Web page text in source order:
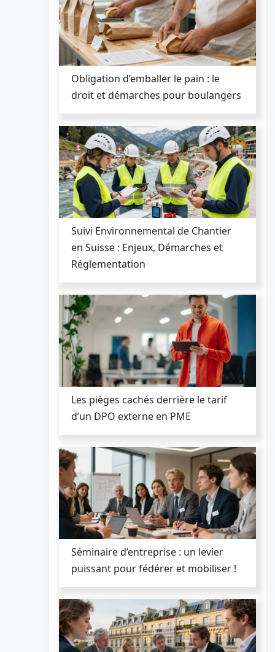
Obligation d’emballer le pain : le
droit et démarches pour boulangers
Suivi Environnemental de Chantier
en Suisse : Enjeux, Démarches et
Réglementation
Les pièges cachés derrière le tarif
d’un DPO externe en PME
Séminaire d’entreprise : un levier
puissant pour fédérer et mobiliser !